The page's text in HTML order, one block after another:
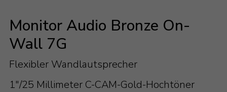
Monitor Audio Bronze On-
Wall 7G
Flexibler Wandlautsprecher
1"/25 Millimeter C-CAM-Gold-Hochtöner